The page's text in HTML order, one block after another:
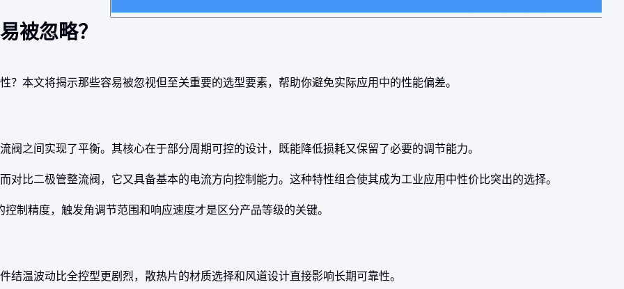
被忽略？
本文将揭示那些容易被忽视但至关重要的选型要素，帮助你避免实际应用中的性能偏差。
之间实现了平衡。其核心在于部分周期可控的设计，既能降低损耗又保留了必要的调节能力。
比二极管整流阀，它又具备基本的电流方向控制能力。这种特性组合使其成为工业应用中性价比突出的选择。
制精度，触发角调节范围和响应速度才是区分产品等级的关键。
温波动比全控型更剧烈，散热片的材质选择和风道设计直接影响长期可靠性。